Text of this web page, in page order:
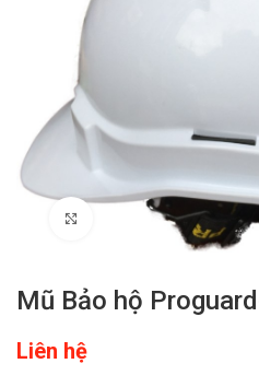
Click to enlarge
Mũ Bảo hộ
Liên hệ